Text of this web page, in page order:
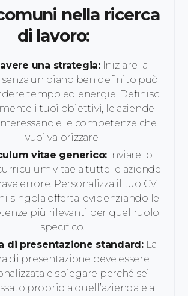
nella ricerca
di lavoro:
una strategia:Iniziare la
senza un piano ben definito può
tempo ed energie. Definisci
i tuoi obiettivi, le aziende
e le competenze che
vuoi valorizzare.
vitae generico:Inviare lo
vitae a tutte le aziende
errore. Personalizza il tuo CV
singola offerta, evidenziando le
più rilevanti per quel ruolo
specifico.
di presentazione standard:La
di presentazione deve essere
e spiegare perché sei
proprio a quell’azienda e a